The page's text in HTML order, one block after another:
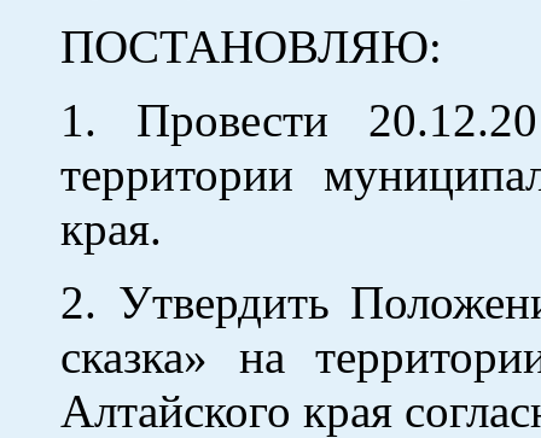
ПОСТАНОВЛЯЮ:
1. Провести
территории
края.
2. Утвердить
сказка» на
Алтайского края